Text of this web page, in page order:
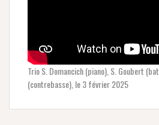
Trio S. Domancich (piano), S. Goubert
(contrebasse), le 3 février 2025